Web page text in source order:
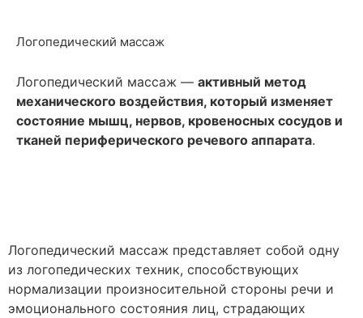
Логопедический массаж
Логопедический массаж — активный метод
механического воздействия, который изменяет
состояние мышц, нервов, кровеносных сосудов и
тканей периферического речевого аппарата.
Логопедический массаж представляет собой одну
из логопедических техник, способствующих
нормализации произносительной стороны речи и
эмоционального состояния лиц, страдающих